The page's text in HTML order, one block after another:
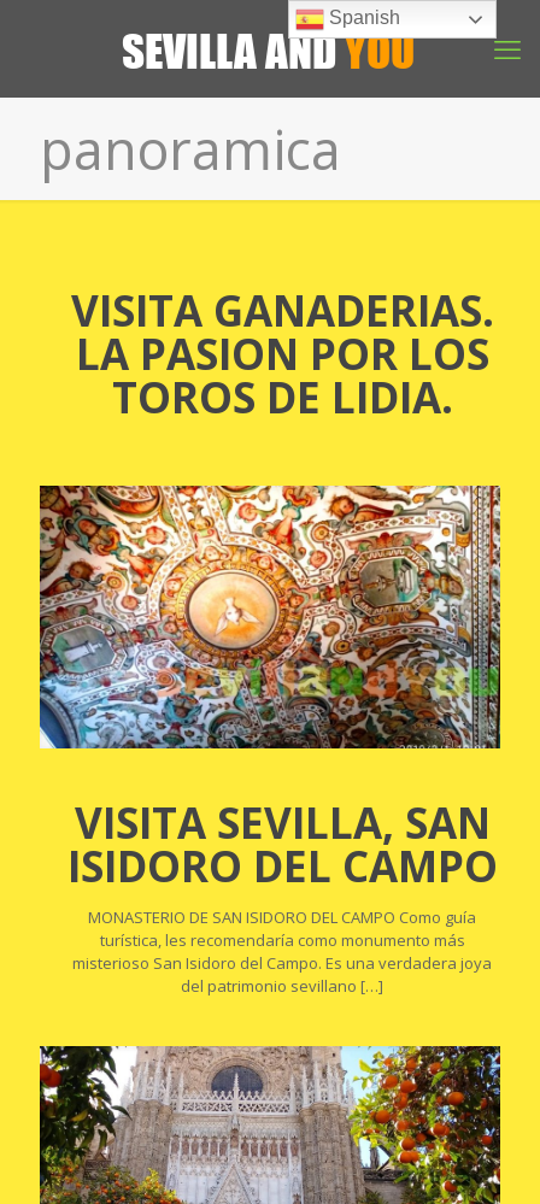
panoramica
VISITA GANADERIAS.
LA PASION POR LOS
TOROS DE LIDIA.
VISITA SEVILLA, SAN
ISIDORO DEL CAMPO
MONASTERIO DE SAN ISIDORO DEL CAMPO Como guía
turística, les recomendaría como monumento más
misterioso San Isidoro del Campo. Es una verdadera joya
del patrimonio sevillano […]
Spanish